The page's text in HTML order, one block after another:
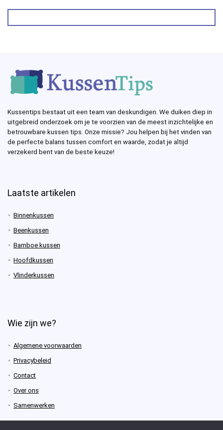
Kussentips bestaat uit een team van deskundigen. We duiken diep in
uitgebreid onderzoek om je te voorzien van de meest inzichtelijke en
betrouwbare kussen tips. Onze missie? Jou helpen bij het vinden van
de perfecte balans tussen comfort en waarde, zodat je altijd
verzekerd bent van de beste keuze!
Laatste artikelen
Binnenkussen
Beenkussen
Bamboe kussen
Hoofdkussen
Vlinderkussen
Wie zijn we?
Algemene voorwaarden
Privacybeleid
Contact
Over ons
Samenwerken